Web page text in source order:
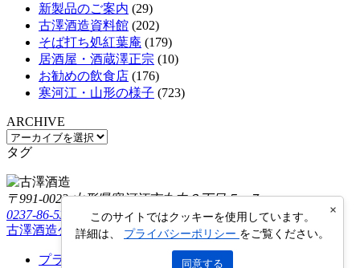
新製品のご案内 (29)
古澤酒造資料館 (202)
そば打ち処紅葉庵 (179)
居酒屋・酒蔵澤正宗 (10)
お勧めの飲食店 (176)
寒河江・山形の様子 (723)
ARCHIVE
タグ
〒991-0023 山形県寒河江市丸内３丁目５−７
0237-86-5322
古澤酒造公式オンラインショップFurusawa Online Shop
プライバシーポリシー
このサイトではクッキーを使用しています。
詳細は、 プライバシーポリシー をご覧ください。
同意する
×